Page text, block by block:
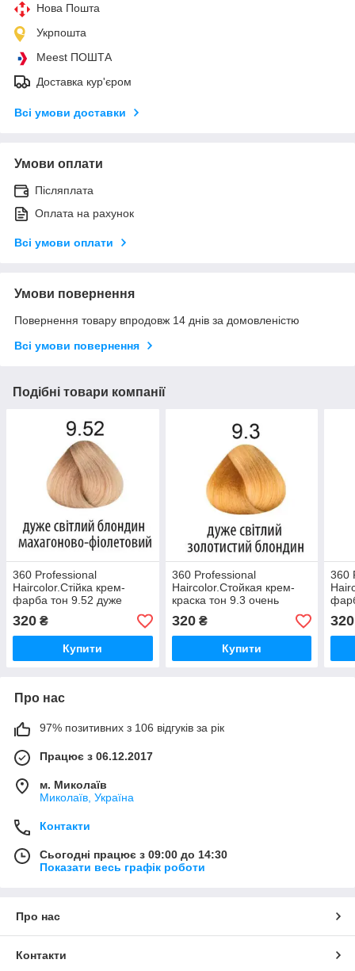
Нова Пошта
Укрпошта
Meest ПОШТА
Доставка кур'єром
Всі умови доставки
Умови оплати
Післяплата
Оплата на рахунок
Всі умови оплати
Умови повернення
Повернення товару впродовж 14 днів за домовленістю
Всі умови повернення
Подібні товари компанії
360 Professional
Haircolor.Стійка крем-
фарба тон 9.52 дуже
світлий блондин
махагоново-фіолетовий
100 мл
320 ₴
Купити
360 Professional
Haircolor.Стойкая крем-
краска тон 9.3 очень
светлый золотистый
блондин 100 мл
320₴
Купити
360
100
320
Про нас
97% позитивних з 106 відгуків за рік
Працює з 06.12.2017
м. Миколаїв
Миколаїв, Україна
Контакти
Сьогодні працює з 09:00 до 14:30
Показати весь графік роботи
Про нас
Контакти